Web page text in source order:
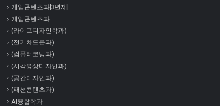
게임콘텐츠과[3년제]
게임콘텐츠과
(라이프디자인학과)
(전기차드론과)
(컴퓨터코딩과)
(시각영상디자인과)
(공간디자인과)
(패션콘텐츠과)
AI융합학과